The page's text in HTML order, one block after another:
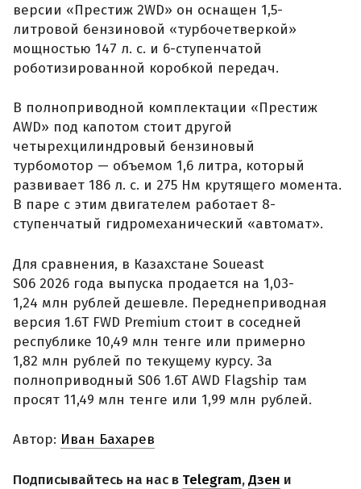
версии «Престиж 2WD» он оснащен 1,5-
литровой бензиновой «турбочетверкой»
мощностью 147 л. с. и 6-ступенчатой
роботизированной коробкой передач.
В полноприводной комплектации «Престиж
AWD» под капотом стоит другой
четырехцилиндровый бензиновый
турбомотор — объемом 1,6 литра, который
развивает 186 л. с. и 275 Нм крутящего момента.
В паре с этим двигателем работает 8-
ступенчатый гидромеханический «автомат».
Для сравнения, в Казахстане Soueast
S06 2026 года выпуска продается на 1,03-
1,24 млн рублей дешевле. Переднеприводная
версия 1.6T FWD Premium стоит в соседней
республике 10,49 млн тенге или примерно
1,82 млн рублей по текущему курсу. За
полноприводный S06 1.6T AWD Flagship там
просят 11,49 млн тенге или 1,99 млн рублей.
Автор: Иван Бахарев
Подписывайтесь на нас в Telegram,Дзен и